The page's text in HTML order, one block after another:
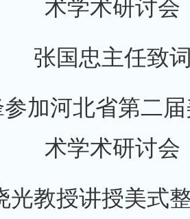
张国忠主任致
光教授讲授美式